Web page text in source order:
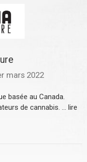
mars 2022
au Canada.
de cannabis. ... lire